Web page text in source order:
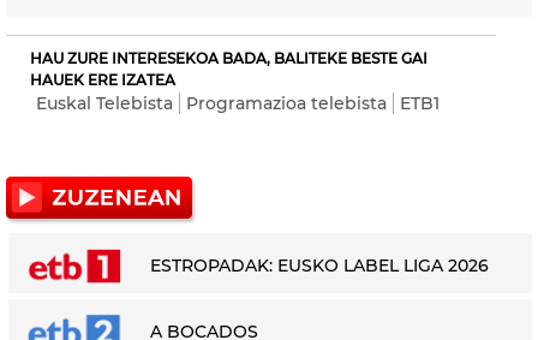
HAU ZURE INTERESEKOA BADA, BALITEKE BESTE GAI
HAUEK ERE IZATEA
Euskal Telebista Programazioa telebista ETB1
ESTROPADAK: EUSKO LABEL LIGA 2026
A BOCADOS